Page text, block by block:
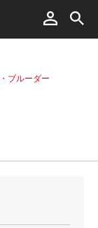
ブルーダー